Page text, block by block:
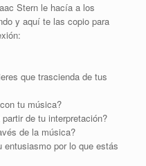
Stern le hacía a los
y aquí te las copio para
que trascienda de tus
tu música?
de tu interpretación?
de la música?
entusiasmo por lo que estás